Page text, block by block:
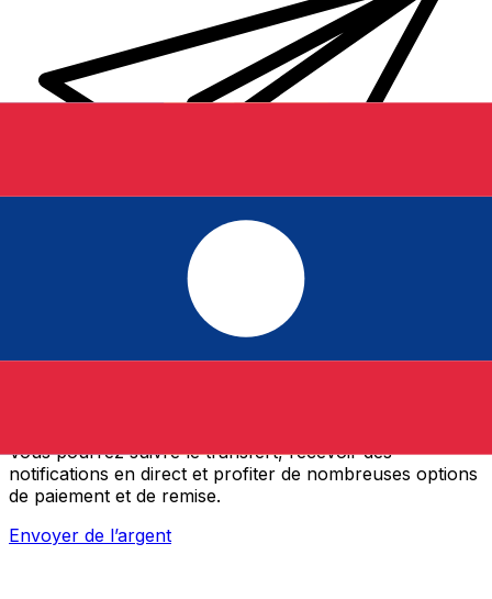
Vous pourrez suivre le transfert, recevoir des
notifications en direct et profiter de nombreuses options
de paiement et de remise.
Envoyer de l’argent